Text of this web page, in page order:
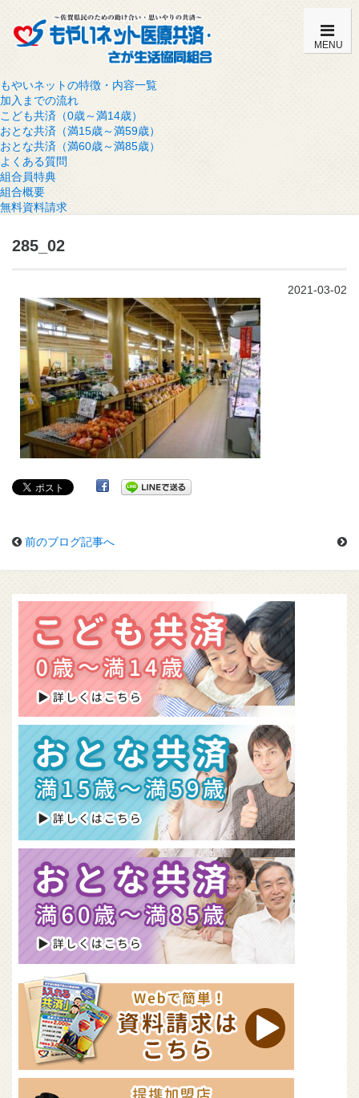
MENU
もやいネットの特徴・内容一覧
加入までの流れ
こども共済（0歳～満14歳）
おとな共済（満15歳～満59歳）
おとな共済（満60歳～満85歳）
よくある質問
組合員特典
組合概要
無料資料請求
285_02
2021-03-02
前のブログ記事へ